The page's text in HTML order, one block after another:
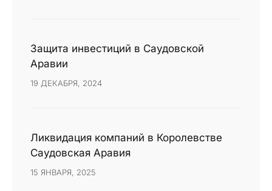
Защита инвестиций в Саудовской
Аравии
19 ДЕКАБРЯ, 2024
Ликвидация компаний в Королевстве
Саудовская Аравия
15 ЯНВАРЯ, 2025